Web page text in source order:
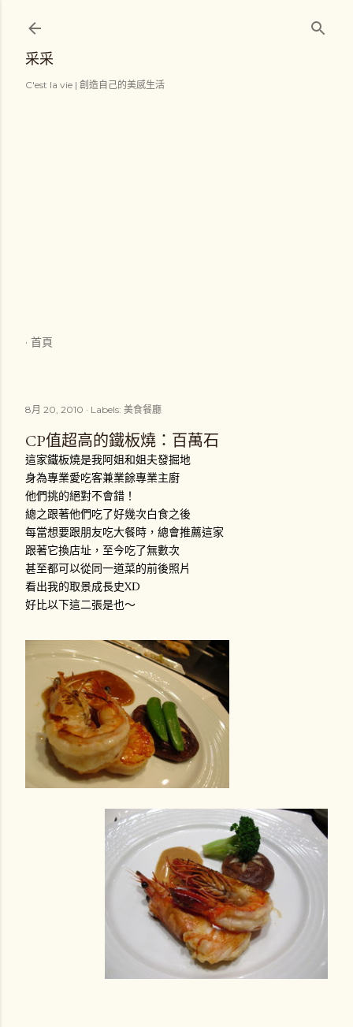
采采
C'est la vie | 創造自己的美感生活
首頁
8月 20, 2010 Labels: 美食餐廳
CP值超高的鐵板燒：百萬石
這家鐵板燒是我阿姐和姐夫發掘地
身為專業愛吃客兼業餘專業主廚
他們挑的絕對不會錯！
總之跟著他們吃了好幾次白食之後
每當想要跟朋友吃大餐時，總會推薦這家
跟著它換店址，至今吃了無數次
甚至都可以從同一道菜的前後照片
看出我的取景成長史XD
好比以下這二張是也～